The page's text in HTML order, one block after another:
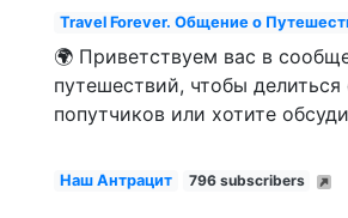
Travel Forever. Общение о
🌍 Приветствуем вас в
путешествий, чтобы
попутчиков или хотите
Наш Антрацит 796 subscribers